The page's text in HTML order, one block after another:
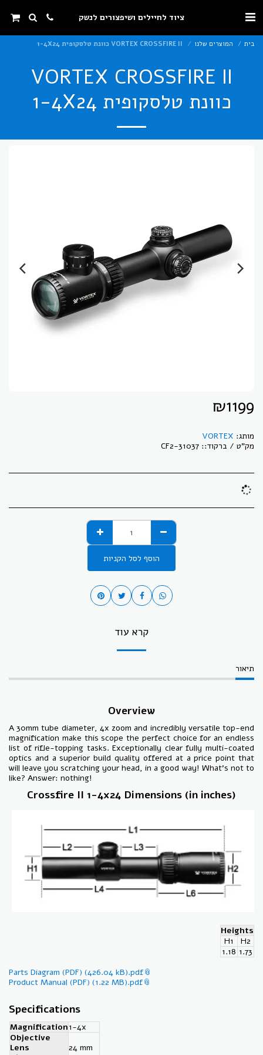
ציוד לחיילים ושיפצורים לנשק
בית המוצרים שלנו VORTEX CROSSFIRE II כוונת טלסקופית 1-4X24
VORTEX CROSSFIRE II
כוונת טלסקופית 1-4X24
₪1199
מותג: VORTEX
מק"ט / ברקוד:: CF2-31037
הוסף לסל הקניות
קרא עוד
תיאור
Overview
A 30mm tube diameter, 4x zoom and incredibly versatile top-end
magnification make this scope the perfect choice for an endless
list of rifle-topping tasks. Exceptionally clear fully multi-coated
optics and a superior build quality offered at a price point that
will leave you scratching your head, in a good way! What’s not to
like? Answer: nothing!
Crossfire II 1-4x24 Dimensions (in inches)
Heights
H1
H2
1.18 1.73
Parts Diagram (PDF) (426.04 kB).pdf
Product Manual (PDF) (1.22 MB).pdf
Specifications
Magnification1-4x
Objective
Lens
24 mm